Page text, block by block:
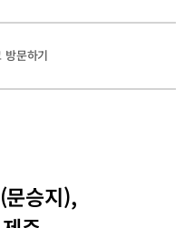
방문하기
문승지),